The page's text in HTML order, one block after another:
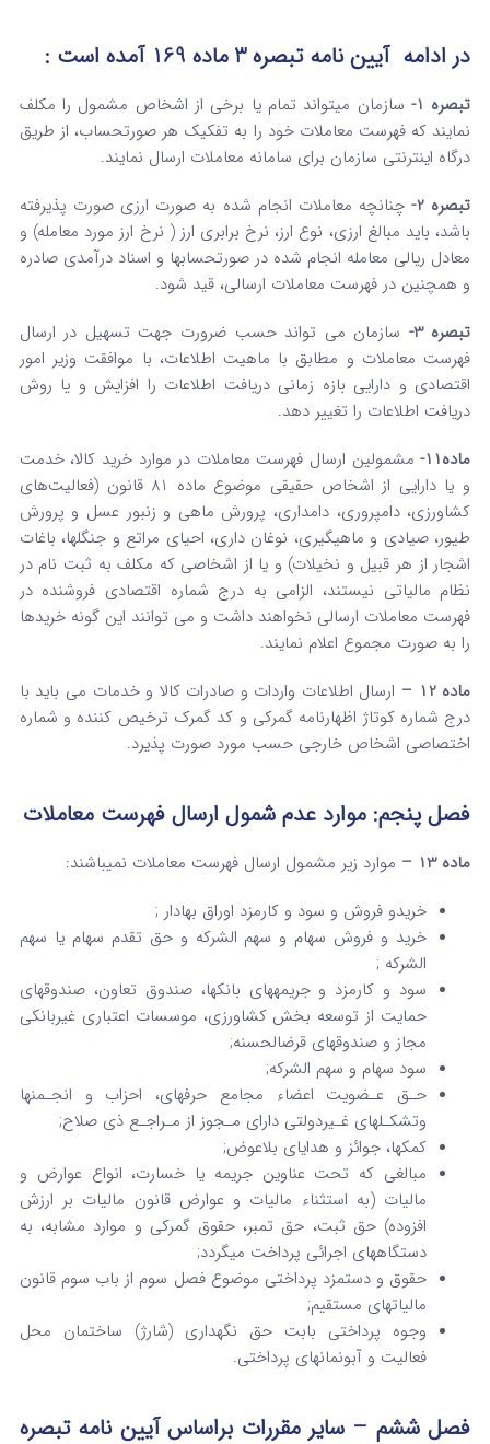
در ادامه آیین نامه تبصره 3 ماده 169 آمده است :
تبصره 1-
سازمان می­تواند تمام یا برخی از اشخاص مشمول را مکلف
نمایند که فهرست معاملات خود را به تفکیک هر صورتحساب، از طریق
درگاه اینترنتی سازمان برای سامانه معاملات ارسال نمایند.
تبصره 2-
چنانچه معاملات انجام شده به صورت ارزی صورت پذیرفته
باشد، باید مبالغ ارزی، نوع ارز، نرخ برابری ارز ( نرخ ارز مورد معامله) و
معادل ریالی معامله انجام شده در صورتحساب­ها و اسناد درآمدی صادره
و همچنین در فهرست معاملات ارسالی، قید شود.
تبصره 3-
سازمان می تواند حسب ضرورت جهت تسهیل در ارسال
فهرست معاملات و مطابق با ماهیت اطلاعات، با موافقت وزیر امور
اقتصادی و دارایی بازه زمانی دریافت اطلاعات را افزایش و یا روش
دریافت اطلاعات را تغییر دهد.
ماده11-
مشمولین ارسال فهرست معاملات در موارد خرید کالا، خدمت
و یا دارایی از اشخاص حقیقی موضوع ماده 81 قانون (فعالیت‌های
کشاورزی‌، دامپروری‌، دامداری‌، پرورش ماهی و زنبور عسل و پرورش
طیور، صیادی و ماهیگیری‌، نوغان داری‌، احیای مراتع و جنگلها، باغات
‌اشجار از هر قبیل و نخیلات) و یا از اشخاصی که مکلف به ثبت نام در
نظام مالیاتی نیستند، الزامی به درج شماره اقتصادی فروشنده در
فهرست معاملات ارسالی نخواهند داشت و می توانند این گونه خریدها
را به صورت مجموع اعلام نمایند.
ماده 12
– ارسال اطلاعات واردات و صادرات کالا و خدمات می باید با
درج شماره کوتاژ اظهارنامه گمرکی و کد گمرک ترخیص کننده و شماره
اختصاصی اشخاص خارجی حسب مورد صورت پذیرد.
فصل پنجم: موارد عدم شمول ارسال فهرست معاملات
ماده 13 –
موارد زیر مشمول ارسال فهرست معاملات نمی­باشند:
خریدو فروش و سود و کارمزد اوراق بهادار ;
خرید و فروش سهام و سهم الشرکه و حق تقدم سهام یا سهم
الشرکه ;
سود و کارمزد و جریمه­های بانک­ها، صندوق تعاون، صندوق­های
حمایت از توسعه بخش کشاورزی، موسسات اعتباری غیربانکی
مجاز و صندوق­های قرض­الحسنه;
سود سهام و سهم الشرکه;
حـق عـضویت اعضاء مجامع حرفه­ای، احزاب و انجـمن­ها
وتشکـل­های غـیردولتی دارای مـجوز از مـراجـع ذی صلاح;
کمک­ها، جوائز و هدایای بلاعوض;
مبالغی که تحت عناوین جریمه یا خسارت، انواع عوارض و
مالیات (به استثناء مالیات و عوارض قانون مالیات بر ارزش
افزوده) حق ثبت، حق تمبر، حقوق گمرکی و موارد مشابه، به
دستگاه­های اجرائی پرداخت می­گردد;
حقوق و دستمزد پرداختی موضوع فصل سوم از باب سوم قانون
مالیات­های مستقیم;
وجوه پرداختی بابت حق نگهداری (شارژ) ساختمان محل
فعالیت و آبونمان­های پرداختی.
فصل ششم – سایر مقرراتبراساس آیین نامه تبصره